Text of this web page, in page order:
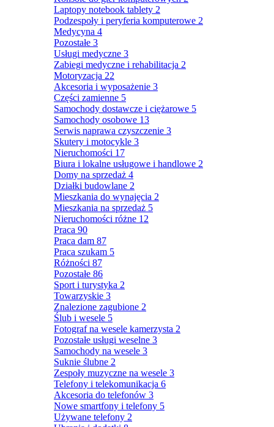
Laptopy notebook tablety 2
Podzespoły i peryferia komputerowe 2
Medycyna 4
Pozostałe 3
Usługi medyczne 3
Zabiegi medyczne i rehabilitacja 2
Motoryzacja 22
Akcesoria i wyposażenie 3
Części zamienne 5
Samochody dostawcze i ciężarowe 5
Samochody osobowe 13
Serwis naprawa czyszczenie 3
Skutery i motocykle 3
Nieruchomości 17
Biura i lokalne usługowe i handlowe 2
Domy na sprzedaż 4
Działki budowlane 2
Mieszkania do wynajęcia 2
Mieszkania na sprzedaż 5
Nieruchomości różne 12
Praca 90
Praca dam 87
Praca szukam 5
Różności 87
Pozostałe 86
Sport i turystyka 2
Towarzyskie 3
Znalezione zagubione 2
Ślub i wesele 5
Fotograf na wesele kamerzysta 2
Pozostałe usługi weselne 3
Samochody na wesele 3
Suknie ślubne 2
Zespoły muzyczne na wesele 3
Telefony i telekomunikacja 6
Akcesoria do telefonów 3
Nowe smartfony i telefony 5
Używane telefony 2